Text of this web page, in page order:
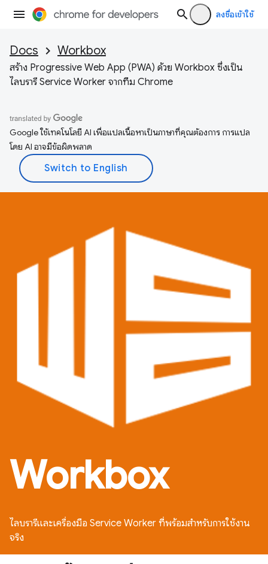
ลงชื่อเข้าใช้
Docs Workbox
สร้าง Progressive Web App (PWA) ด้วย Workbox ซึ่งเป็น
ไลบรารี Service Worker จากทีม Chrome
Google ใช้เทคโนโลยี AI เพื่อแปลเนื้อหาเป็นภาษาที่คุณต้องการ การแปล
โดย AI อาจมีข้อผิดพลาด
Workbox
ไลบรารีและเครื่องมือ Service Worker ที่พร้อมสำหรับการใช้งาน
จริง